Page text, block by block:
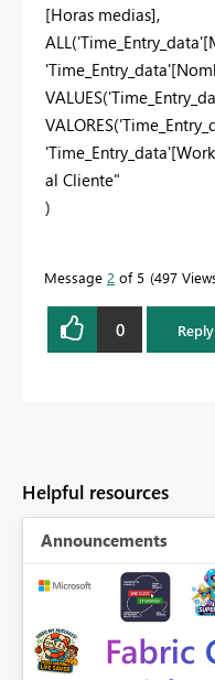
[Horas medias],
al Cliente"
)
Message 2 of 5 497
0 Reply
Helpful resources
Announcements